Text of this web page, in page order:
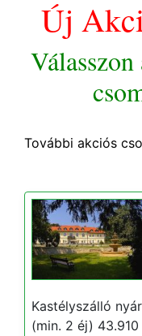
Új
További akciós
Kastélyszálló
(min. 2 éj)